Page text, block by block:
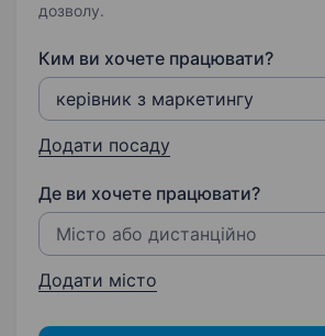
дозволу.
Ким ви хочете працювати?
Додати посаду
Де ви хочете працювати?
Додати місто